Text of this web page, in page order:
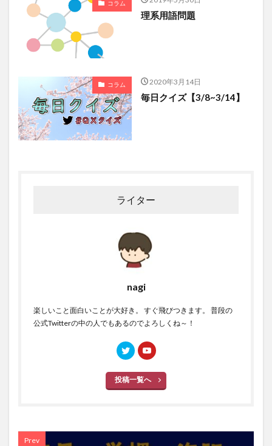
コラム
理系用語問題
コラム 2020年3月14日
毎日クイズ【3/8~3/14】
ライター
nagi
楽しいこと面白いことが大好き。 すぐ飛びつきます。 普段の
公式Twitterの中の人でもあるのでよろしくね～！
投稿一覧へ
Prev